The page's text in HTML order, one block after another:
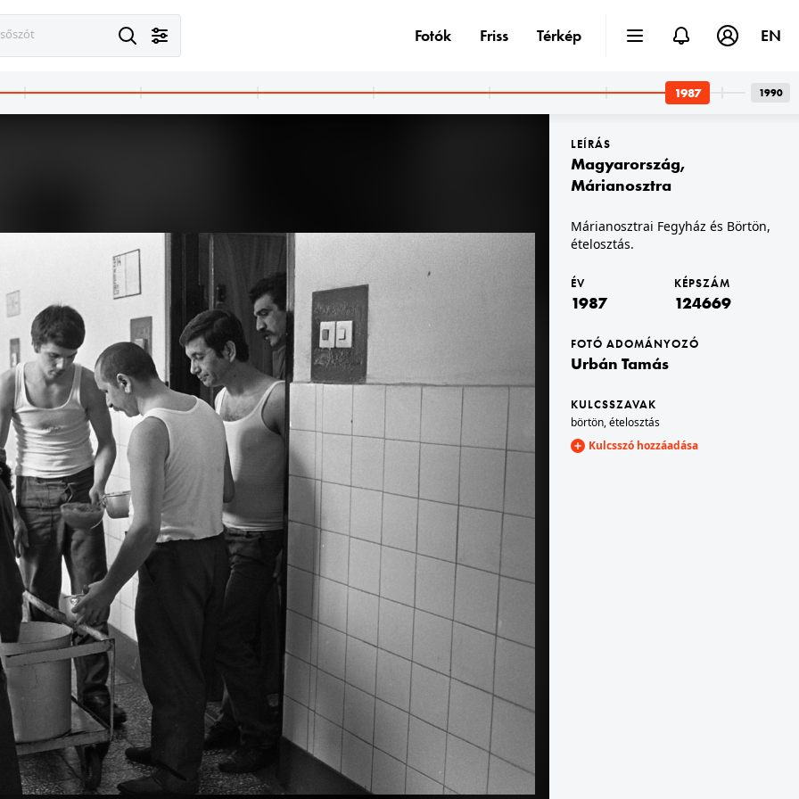
22., Országos Mentőszolgálat Központi Irányító Csoport, mentésirányítás.
1987 · Budapest V.
Markó utca 22., Országos Mentőszolgálat Központi Irányító Csoport, mentésirányítás.
Fegyház és Börtön, sétaudvar.
1987 · Márianosztra
Márianosztrai Fegyház és Börtön, zárkasor.
1987 · Márianosztra
Márianosztrai Fegyház és Börtön, cipőfelsőrész csomagoló.
· Márianosztra
Fegyház és Börtön, söprűkészítő műhely.
1987 · Márianosztra
Márianosztrai Fegyház és Börtön, labdavarrás.
1987 · Márianosztra
LEÍRÁS
Magyarország,
Márianosztra
Márianosztrai Fegyház és Börtön,
ételosztás.
ÉV
1987
KÉPSZÁM
124669
FOTÓ ADOMÁNYOZÓ
Urbán Tamás
KULCSSZAVAK
börtön,ételosztás
Kulcsszó hozzáadása
Fotók Friss Térkép EN
1990
1987